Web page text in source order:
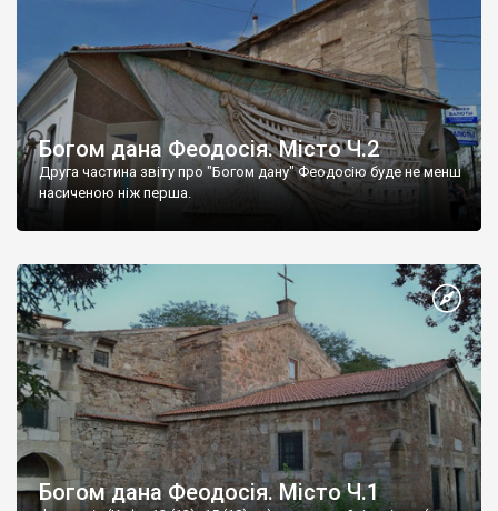
Богом дана Феодосія. Місто Ч.2
Друга частина звіту про "Богом дану" Феодосію буде не менш
насиченою ніж перша.
Богом дана Феодосія. Місто Ч.1